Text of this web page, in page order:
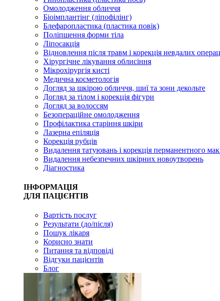
Омолодження обличчя
Біоімплантінг (ліпофілінг)
Блефаропластика (пластика повік)
Поліпшення форми тіла
Ліпосакція
Відновлення після травм і корекція невдалих
Хірургічне лікування облисіння
Мікрохірургія кисті
Медична косметологія
Догляд за шкірою обличчя, шиї та зони декольте
Догляд за тілом і корекція фігури
Догляд за волоссям
Безопераційне омолодження
Профілактика старіння шкіри
Лазерна епіляція
Корекція рубців
Видалення татуювань і корекція перманентного
Видалення небезпечних шкірних новоутворень
Діагностика
ІНФОРМАЦІЯ
ДЛЯ ПАЦІЄНТІВ
Вартість послуг
Результати (до/після)
Пошук лікаря
Корисно знати
Питання та відповіді
Відгуки пацієнтів
Блог